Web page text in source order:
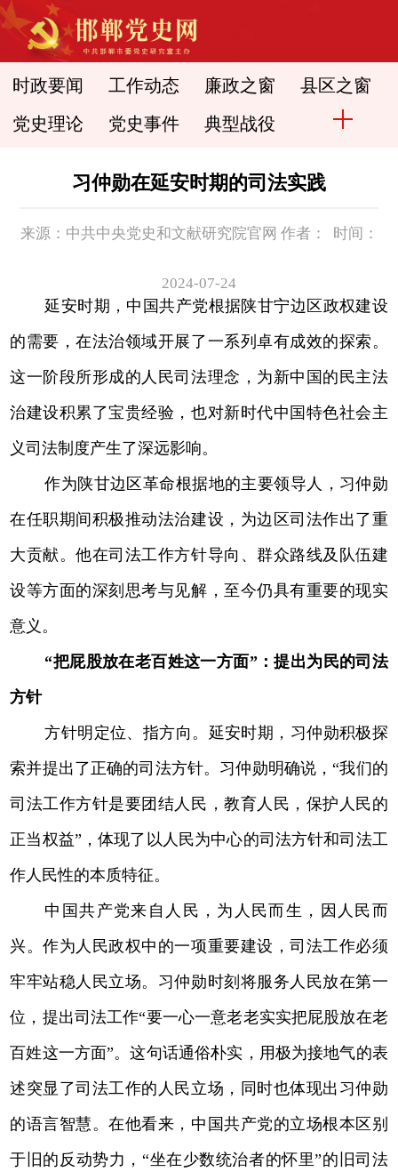
时政要闻 工作动态 廉政之窗 县区之窗
党史理论 党史事件 典型战役
习仲勋在延安时期的司法实践
来源：中共中央党史和文献研究院官网 作者： 时间：
2024-07-24
延安时期，中国共产党根据陕甘宁边区政权建设
的需要，在法治领域开展了一系列卓有成效的探索。
这一阶段所形成的人民司法理念，为新中国的民主法
治建设积累了宝贵经验，也对新时代中国特色社会主
义司法制度产生了深远影响。
作为陕甘边区革命根据地的主要领导人，习仲勋
在任职期间积极推动法治建设，为边区司法作出了重
大贡献。他在司法工作方针导向、群众路线及队伍建
设等方面的深刻思考与见解，至今仍具有重要的现实
意义。
“把屁股放在老百姓这一方面”：提出为民的司法
方针
方针明定位、指方向。延安时期，习仲勋积极探
索并提出了正确的司法方针。习仲勋明确说，“我们的
司法工作方针是要团结人民，教育人民，保护人民的
正当权益”，体现了以人民为中心的司法方针和司法工
作人民性的本质特征。
中国共产党来自人民，为人民而生，因人民而
兴。作为人民政权中的一项重要建设，司法工作必须
牢牢站稳人民立场。习仲勋时刻将服务人民放在第一
位，提出司法工作“要一心一意老老实实把屁股放在老
百姓这一方面”。这句话通俗朴实，用极为接地气的表
述突显了司法工作的人民立场，同时也体现出习仲勋
的语言智慧。在他看来，中国共产党的立场根本区别
于旧的反动势力，“坐在少数统治者的怀里”的旧司法